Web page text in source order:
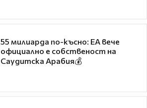
55 милиарда по-късно: EA вече
официално е собственост на
Саудитска Арабия💰